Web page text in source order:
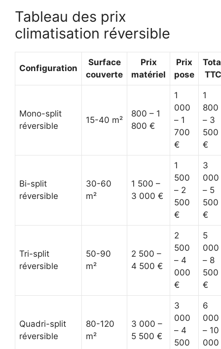
Tableau des prix
climatisation réversible
Configuration
Surface
couverte
Prix
matériel
Prix
pose
TTC
Mono-split
réversible
15-40 m²
800 – 1
800 €
1
000
– 1
700
€
1
800
– 3
500
€
Bi-split
réversible
30-60
m²
1 500 –
3 000 €
1
500
– 2
500
€
3
000
– 5
500
€
Tri-split
réversible
50-90
m²
2 500 –
4 500 €
2
500
– 4
000
€
5
000
– 8
500
€
Quadri-split
réversible
80-120
m²
3 000 –
5 500 €
3
000
– 4
500
6
000
– 10
000